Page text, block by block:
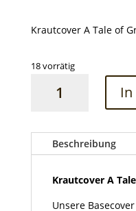
Krautcover A Tale of
18 vorrätig
Grimdark
140ml
Menge
Beschreibung
Krautcover A
Unsere